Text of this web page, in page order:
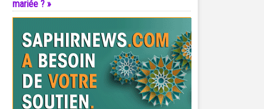
mariée ? »